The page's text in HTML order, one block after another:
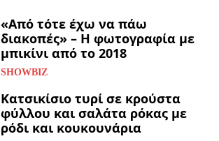
«Από τότε έχω να πάω
διακοπές» – Η φωτογραφία με
μπικίνι από το 2018
SHOWBIZ
Κατσικίσιο τυρί σε κρούστα
φύλλου και σαλάτα ρόκας με
ρόδι και κουκουνάρια